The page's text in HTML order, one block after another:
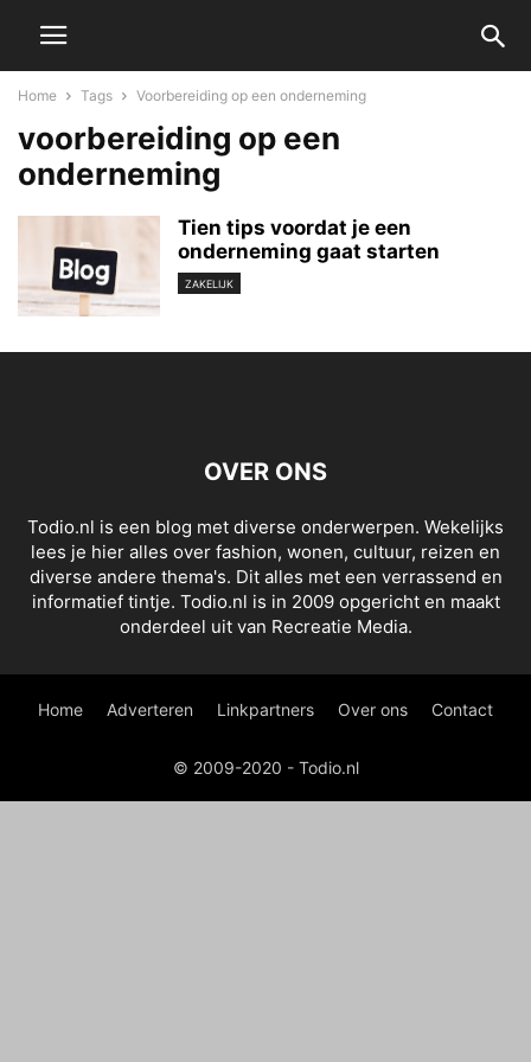
Home Tags Voorbereiding op een onderneming
voorbereiding op een
onderneming
Tien tips voordat je een
onderneming gaat starten
ZAKELIJK
OVER ONS
Todio.nl is een blog met diverse onderwerpen. Wekelijks
lees je hier alles over fashion, wonen, cultuur, reizen en
diverse andere thema's. Dit alles met een verrassend en
informatief tintje. Todio.nl is in 2009 opgericht en maakt
onderdeel uit van Recreatie Media.
Home Adverteren Linkpartners Over ons Contact
© 2009-2020 - Todio.nl